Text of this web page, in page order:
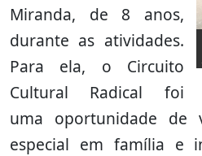
Miranda, de 8 anos,
durante as atividades.
Para ela, o Circuito
Cultural Radical foi
uma oportunidade de
especial em família e